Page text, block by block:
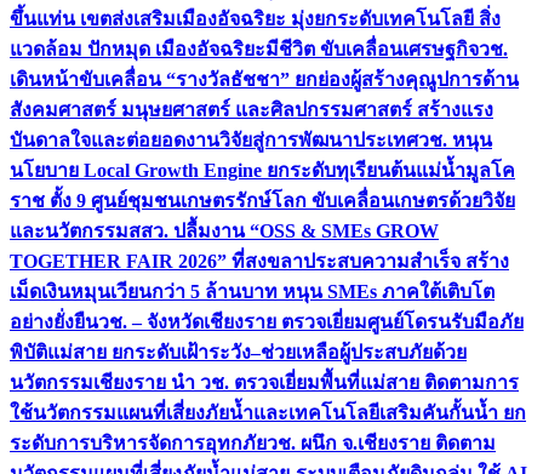
ขึ้นแท่น เขตส่งเสริมเมืองอัจฉริยะ มุ่งยกระดับเทคโนโลยี สิ่ง
แวดล้อม ปักหมุด เมืองอัจฉริยะมีชีวิต ขับเคลื่อนเศรษฐกิจวช.
เดินหน้าขับเคลื่อน “รางวัลธัชชา” ยกย่องผู้สร้างคุณูปการด้าน
สังคมศาสตร์ มนุษยศาสตร์ และศิลปกรรมศาสตร์ สร้างแรง
บันดาลใจและต่อยอดงานวิจัยสู่การพัฒนาประเทศวช. หนุน
นโยบาย Local Growth Engine ยกระดับทุเรียนต้นแม่น้ำมูลโค
ราช ตั้ง 9 ศูนย์ชุมชนเกษตรรักษ์โลก ขับเคลื่อนเกษตรด้วยวิจัย
และนวัตกรรมสสว. ปลื้มงาน “OSS & SMEs GROW
TOGETHER FAIR 2026” ที่สงขลาประสบความสำเร็จ สร้าง
เม็ดเงินหมุนเวียนกว่า 5 ล้านบาท หนุน SMEs ภาคใต้เติบโต
อย่างยั่งยืนวช. – จังหวัดเชียงราย ตรวจเยี่ยมศูนย์โดรนรับมือภัย
พิบัติแม่สาย ยกระดับเฝ้าระวัง–ช่วยเหลือผู้ประสบภัยด้วย
นวัตกรรมเชียงราย นำ วช. ตรวจเยี่ยมพื้นที่แม่สาย ติดตามการ
ใช้นวัตกรรมแผนที่เสี่ยงภัยน้ำและเทคโนโลยีเสริมคันกั้นน้ำ ยก
ระดับการบริหารจัดการอุทกภัยวช. ผนึก จ.เชียงราย ติดตาม